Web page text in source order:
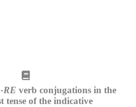
-RE verb conjugations in the
tense of the indicative